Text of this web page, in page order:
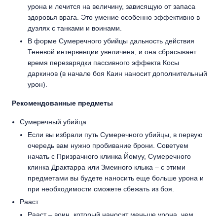
урона и лечится на величину, зависящую от запаса
здоровья врага. Это умение особенно эффективно в
дуэлях с танками и воинами.
В форме Сумеречного убийцы дальность действия
Теневой интервенции увеличена, и она сбрасывает
время перезарядки пассивного эффекта Косы
даркинов (в начале боя Каин наносит дополнительный
урон).
Рекомендованные предметы
Сумеречный убийца
Если вы избрали путь Сумеречного убийцы, в первую
очередь вам нужно пробивание брони. Советуем
начать с Призрачного клинка Йомуу, Сумеречного
клинка Драктарра или Змеиного клыка – с этими
предметами вы будете наносить еще больше урона и
при необходимости сможете сбежать из боя.
Рааст